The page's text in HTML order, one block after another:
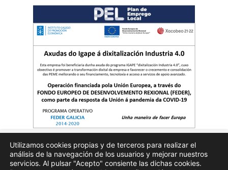
Quienes somos Publicidad Aviso Legal Politicas de privacidad
Utilizamos cookies propias y de terceros para realizar el
análisis de la navegación de los usuarios y mejorar nuestros
servicios. Al pulsar "Acepto" consiente las dichas cookies.